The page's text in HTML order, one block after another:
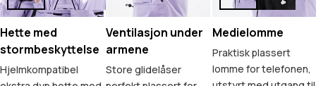
Hette med
stormbeskyttelse
Hjelmkompatibel
Ventilasjon under
armene
Store glidelåser
Medielomme
Praktisk plassert
lomme for telefonen,